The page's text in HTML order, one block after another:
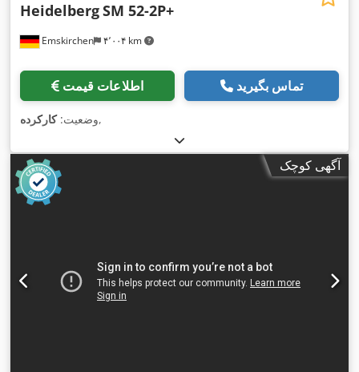
Emskirchen ۴٬۰۰۴ km
HeidelbergSM 52-2P+
اطلاعات قیمت تماس بگیرید
وضعیت:کارکرده ,
آگهی کوچک